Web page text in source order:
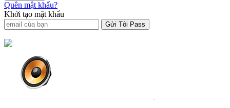
Quên mật khẩu?
Khởi tạo mật khẩu